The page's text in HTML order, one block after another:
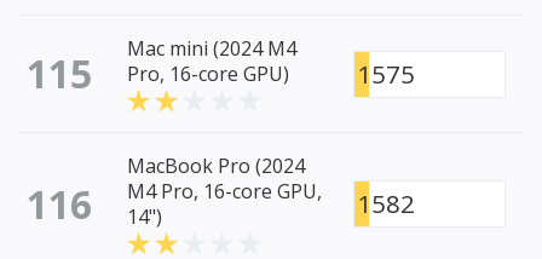
115
Mac mini (2024 M4
Pro, 16-core GPU)
1575
116
MacBook Pro (2024
M4 Pro, 16-core GPU,
14")
1582